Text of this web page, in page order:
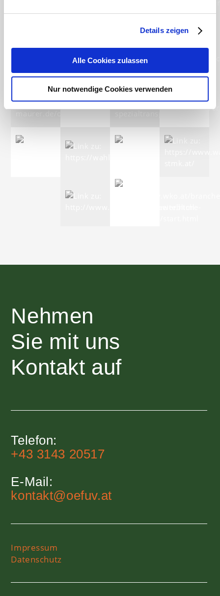
Details zeigen
Alle Cookies zulassen
Nur notwendige Cookies verwenden
Nehmen
Sie mit uns
Kontakt auf
Telefon:
+43 3143 20517
E-Mail:
kontakt@oefuv.at
Impressum
Datenschutz